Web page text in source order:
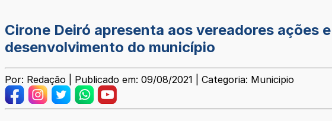
Cirone Deiró apresenta aos vereadores ações
desenvolvimento do município
Por: Redação | Publicado em: 09/08/2021 | Categoria: Municipio